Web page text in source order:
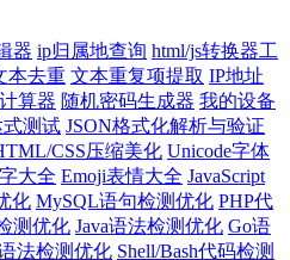
器 ip归属地查询 html/js转换器工
本去重 文本重复项提取 IP地址
算器 随机密码生成器 我的设备
测试 JSON格式化解析与验证
CSS压缩美化 Unicode字体
大全 Emoji表情大全 JavaScript
化 MySQL语句检测优化 PHP代
测优化 Java语法检测优化 Go语
法检测优化 Shell/Bash代码检测